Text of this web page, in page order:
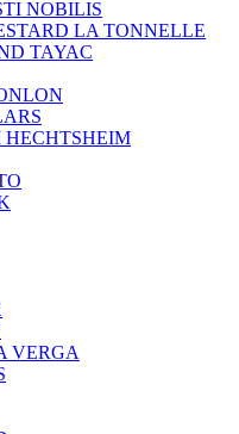
NOBILIS
LA TONNELLE
TAYAC
VERGA